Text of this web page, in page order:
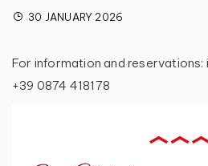
30 JANUARY 2026
For information and reservations:
+39 0874 418178